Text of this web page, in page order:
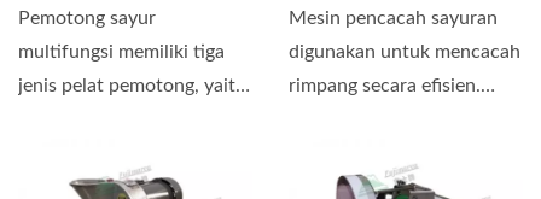
Pemotong sayur
multifungsi memiliki tiga
jenis pelat pemotong, yaitu
Mesin pencacah sayuran
digunakan untuk mencacah
rimpang secara efisien.